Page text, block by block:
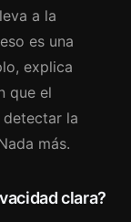
a la
es una
explica
que el
la
más.
clara?